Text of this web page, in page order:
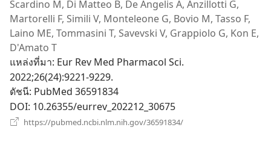
หน้าต่าง
ใหม่)
Scardino M, Di Matteo B, De Angelis A, Anzillotti G,
Martorelli F, Simili V, Monteleone G, Bovio M, Tasso F,
Laino ME, Tommasini T, Savevski V, Grappiolo G, Kon E,
D'Amato T
แหล่งที่มา‎: Eur Rev Med Pharmacol Sci.
2022;26(24):9221-9229.
ดัชนี‎: PubMed 36591834
DOI‎: 10.26355/eurrev_202212_30675
https://pubmed.ncbi.nlm.nih.gov/36591834/